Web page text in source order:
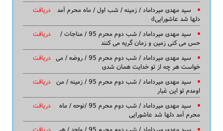
دریافت
سید مهدی میرداماد / زمینه / شب اول / ماه محرم آمد
دلها شد عاشوراییd
دریافت
سید مهدی میرداماد / شب دوم محرم 95 / مناجات /
حس می کنی زمین و زمان گریه می کنند
دریافت سید مهدی میرداماد / شب دوم محرم 95 / روضه / می
خواست هر چه از تو خدایت همان شدی
دریافت
سید مهدی میرداماد / شب دوم محرم 95 / زمینه / من
اومدم تو این غبار
دریافت
سید مهدی میرداماد / شب دوم محرم 95 /نوحه / ماه
محرم آمد دلها شد عاشورایی